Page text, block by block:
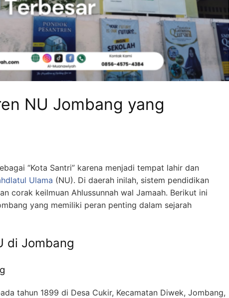
NU Jombang yang
“Kota Santri” karena menjadi tempat lahir dan
Ulama (NU). Di daerah inilah, sistem pendidikan
corak keilmuan Ahlussunnah wal Jamaah. Berikut ini
yang memiliki peran penting dalam sejarah
di Jombang
tahun 1899 di Desa Cukir, Kecamatan Diwek, Jombang,